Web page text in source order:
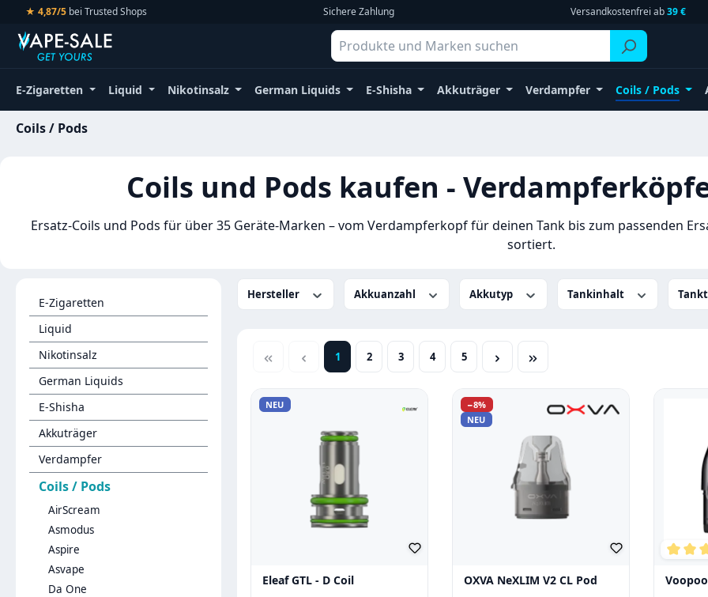
Hauptinhalt springen
Zur Suche springen
Zur Hauptnavigation springen
★ 4,87/5 bei Trusted Shops Sichere Zahlung Versandkostenfrei ab39 €
E-Zigaretten Liquid Nikotinsalz German Liquids E-Shisha Akkuträger Verdampfer Coils / Pods
Coils / Pods
Coils und Pods kaufen -
Ersatz-Coils und Pods für über 35 Geräte-Marken – vom Verdampferkopf für deinen Tank bis zum passenden
sortiert.
E-Zigaretten
Liquid
Nikotinsalz
German Liquids
E-Shisha
Akkuträger
Verdampfer
Coils / Pods
AirScream
Asmodus
Aspire
Asvape
Da One
Hersteller Akkuanzahl Akkutyp Tankinhalt
Seite
1 Seite
2 Seite
3 Seite
4 Seite
5
NEU
Eleaf GTL - D Coil
Rabatt
−8%
NEU
OXVA NeXLIM V2 CL Pod